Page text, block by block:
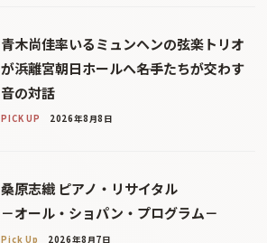
青木尚佳率いるミュンヘンの弦楽トリオ
が浜離宮朝日ホールへ――名手たちが交わす
音の対話
PICK UP 2026年8月8日
桑原志織 ピアノ・リサイタル
－オール・ショパン・プログラム－
Pick Up 2026年8月7日